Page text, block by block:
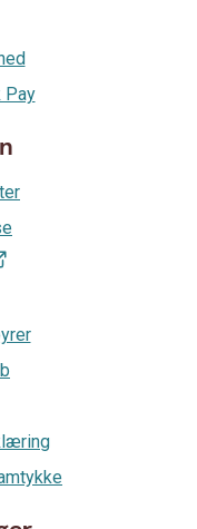
Pay